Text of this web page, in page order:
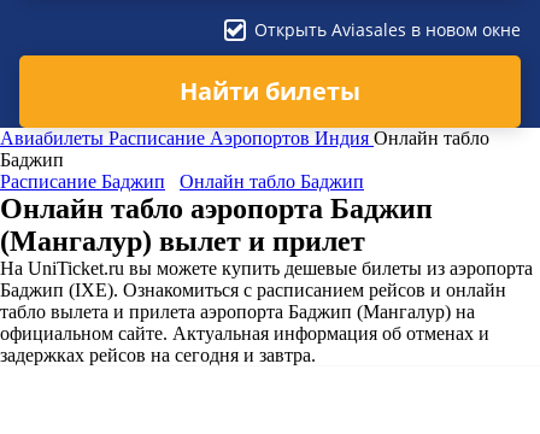
Открыть Aviasales в новом окне
Найти билеты
Авиабилеты Расписание Аэропортов Индия Онлайн табло
Баджип
Расписание Баджип
Онлайн табло Баджип
Онлайн табло аэропорта Баджип
(Мангалур) вылет и прилет
На UniTicket.ru вы можете купить дешевые билеты из аэропорта
Баджип (IXE). Ознакомиться с расписанием рейсов и онлайн
табло вылета и прилета аэропорта Баджип (Мангалур) на
официальном сайте. Актуальная информация об отменах и
задержках рейсов на сегодня и завтра.